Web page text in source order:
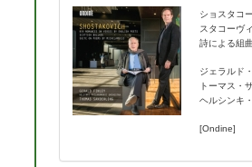
これらに先立つバイエルン放送交
ストラ伴奏版op.62/140）の英語版
奏会は録音され何度も放送された。
また、ドレスデン・シュターツカ
近見つかった歌劇『鼻』と同時代
作曲家の未亡人イリーナから与え
近年はヴァインベルクの作品を数
ルハーモニー管弦楽団と『レクイ
クトペテルブルクのマリインスキ
ショスタコ
スタコーヴ
詩による組
ジェラルド
トーマス・
ヘルシンキ
[Ondine]